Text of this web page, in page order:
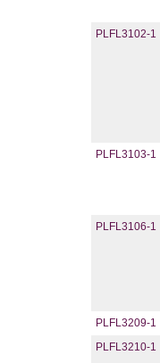
PLFL3102-1
PLFL3103-1
PLFL3106-1
PLFL3209-1
PLFL3210-1